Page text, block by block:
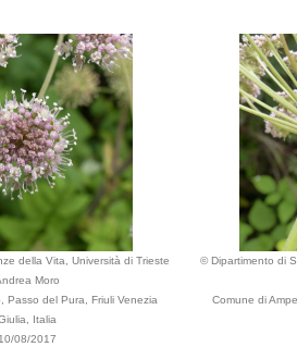
della Vita, Università di Trieste
Moro
Passo del Pura, Friuli Venezia
Italia
10/08/2017
© Dipartimento di
Comune di